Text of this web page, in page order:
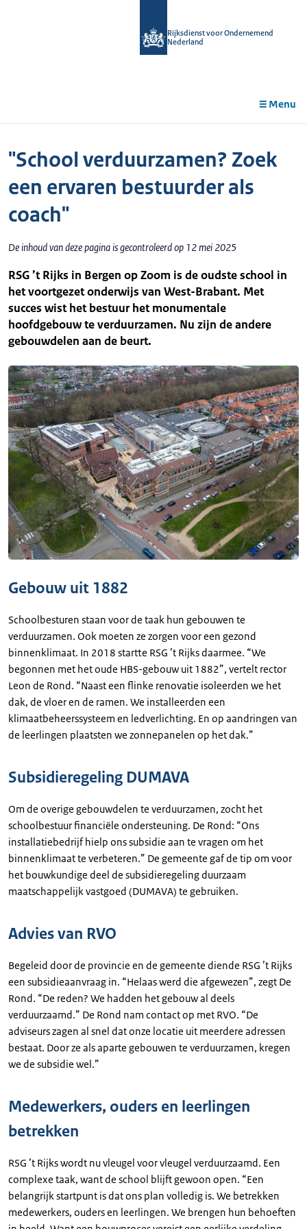
Rijksdienst voor Ondernemend
Nederland
Menu
"School verduurzamen? Zoek
een ervaren bestuurder als
coach"
De inhoud van deze pagina is gecontroleerd op 12 mei 2025
RSG ’t Rijks in Bergen op Zoom is de oudste school in
het voortgezet onderwijs van West-Brabant. Met
succes wist het bestuur het monumentale
hoofdgebouw te verduurzamen. Nu zijn de andere
gebouwdelen aan de beurt.
Gebouw uit 1882
Schoolbesturen staan voor de taak hun gebouwen te
verduurzamen. Ook moeten ze zorgen voor een gezond
binnenklimaat. In 2018 startte RSG ’t Rijks daarmee. “We
begonnen met het oude HBS-gebouw uit 1882”, vertelt rector
Leon de Rond. “Naast een flinke renovatie isoleerden we het
dak, de vloer en de ramen. We installeerden een
klimaatbeheerssysteem en ledverlichting. En op aandringen van
de leerlingen plaatsten we zonnepanelen op het dak.”
Subsidieregeling DUMAVA
Om de overige gebouwdelen te verduurzamen, zocht het
schoolbestuur financiële ondersteuning. De Rond: “Ons
installatiebedrijf hielp ons subsidie aan te vragen om het
binnenklimaat te verbeteren.” De gemeente gaf de tip om voor
het bouwkundige deel de subsidieregeling duurzaam
maatschappelijk vastgoed (DUMAVA) te gebruiken.
Advies van RVO
Begeleid door de provincie en de gemeente diende RSG ’t Rijks
een subsidieaanvraag in. “Helaas werd die afgewezen”, zegt De
Rond. “De reden? We hadden het gebouw al deels
verduurzaamd.” De Rond nam contact op met RVO. “De
adviseurs zagen al snel dat onze locatie uit meerdere adressen
bestaat. Door ze als aparte gebouwen te verduurzamen, kregen
we de subsidie wel.”
Medewerkers, ouders en leerlingen
betrekken
RSG ’t Rijks wordt nu vleugel voor vleugel verduurzaamd. Een
complexe taak, want de school blijft gewoon open. “Een
belangrijk startpunt is dat ons plan volledig is. We betrekken
medewerkers, ouders en leerlingen. We brengen hun behoeften